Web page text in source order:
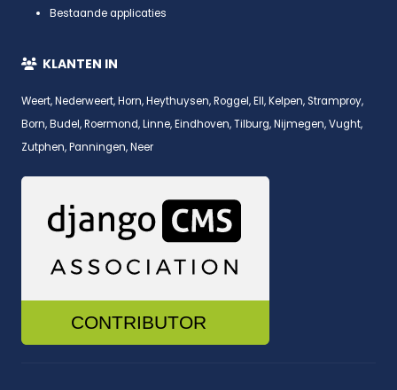
Bestaande applicaties
KLANTEN IN
Weert, Nederweert, Horn, Heythuysen, Roggel, Ell, Kelpen, Stramproy,
Born, Budel, Roermond, Linne, Eindhoven, Tilburg, Nijmegen, Vught,
Zutphen, Panningen, Neer